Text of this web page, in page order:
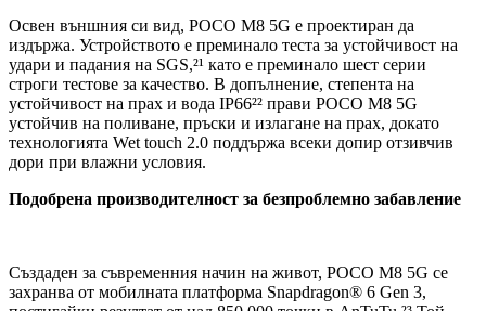
Освен външния си вид, POCO M8 5G е проектиран да
издържа. Устройството е преминало теста за устойчивост на
удари и падания на SGS,²¹ като е преминало шест серии
строги тестове за качество. В допълнение, степента на
устойчивост на прах и вода IP66²² прави POCO M8 5G
устойчив на поливане, пръски и излагане на прах, докато
технологията Wet touch 2.0 поддържа всеки допир отзивчив
дори при влажни условия.
Подобрена производителност за безпроблемно забавление
Създаден за съвременния начин на живот, POCO M8 5G се
захранва от мобилната платформа Snapdragon® 6 Gen 3,